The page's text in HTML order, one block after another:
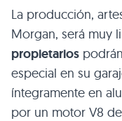
La producción,
Morgan, será muy
propietarios
especial en su
íntegramente en
por un motor V8